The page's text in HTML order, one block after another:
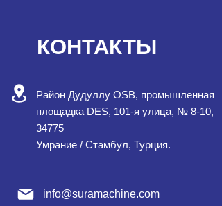
КОНТАКТЫ
Район Дудуллу OSB, промышленная
площадка DES, 101-я улица, № 8-10,
34775
Умрание / Стамбул, Турция.
info@suramachine.com